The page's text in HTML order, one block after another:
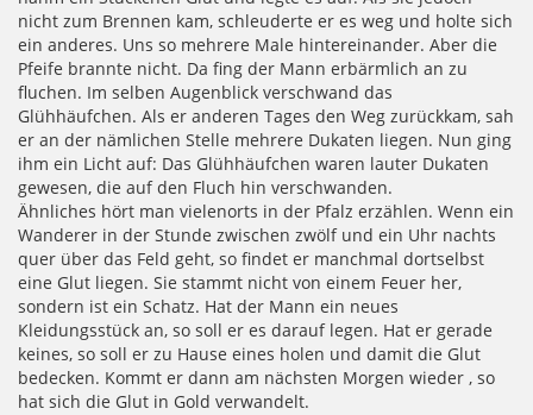
nicht zum Brennen kam, schleuderte er es weg und holte sich
ein anderes. Uns so mehrere Male hintereinander. Aber die
Pfeife brannte nicht. Da fing der Mann erbärmlich an zu
fluchen. Im selben Augenblick verschwand das
Glühhäufchen. Als er anderen Tages den Weg zurückkam, sah
er an der nämlichen Stelle mehrere Dukaten liegen. Nun ging
ihm ein Licht auf: Das Glühhäufchen waren lauter Dukaten
gewesen, die auf den Fluch hin verschwanden.
Ähnliches hört man vielenorts in der Pfalz erzählen. Wenn ein
Wanderer in der Stunde zwischen zwölf und ein Uhr nachts
quer über das Feld geht, so findet er manchmal dortselbst
eine Glut liegen. Sie stammt nicht von einem Feuer her,
sondern ist ein Schatz. Hat der Mann ein neues
Kleidungsstück an, so soll er es darauf legen. Hat er gerade
keines, so soll er zu Hause eines holen und damit die Glut
bedecken. Kommt er dann am nächsten Morgen wieder , so
hat sich die Glut in Gold verwandelt.